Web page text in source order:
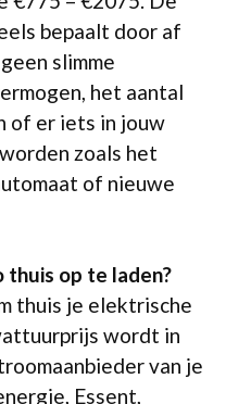
bepaalt door af
slimme
het aantal
of er iets in jouw
zoals het
of nieuwe
op te laden?
thuis je elektrische
wordt in
van je
Essent,